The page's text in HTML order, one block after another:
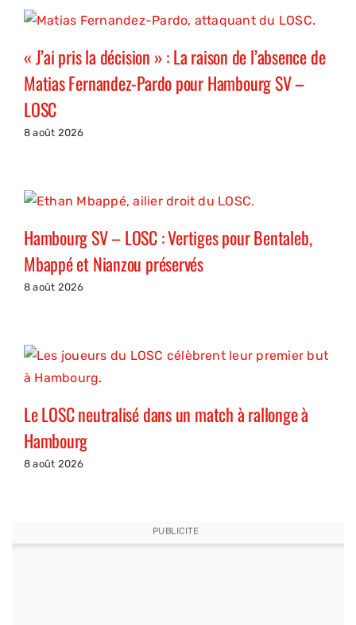
« J’ai pris la décision » : La raison de l’absence de
Matias Fernandez-Pardo pour Hambourg SV –
LOSC
8 août 2026
Hambourg SV – LOSC : Vertiges pour Bentaleb,
Mbappé et Nianzou préservés
8 août 2026
Le LOSC neutralisé dans un match à rallonge à
Hambourg
8 août 2026
PUBLICITE